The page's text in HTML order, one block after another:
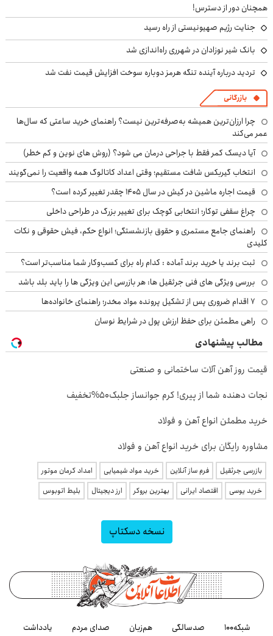
همچنان دور از دسترس!
جنایت رژیم صهیونیستی از راه رسید
بانک شیر نوزادان در شهرری راه‌اندازی شد
تردید درباره آینده تنگه هرمز دوباره سوخت افزایش قیمت نفت شد
بازرگانی
چرا ارزان‌ترین همیشه به‌صرفه‌ترین نیست؟ راهنمای خرید ساعتی که سال‌ها
عمر می‌کند
آیا دیسک کمر فقط با جراحی درمان می شود؟ (روش های نوین و کم خطر)
انتخاب گیربکس شافت مستقیم؛ وقتی اعداد کاتالوگ همه واقعیت را نمی‌گویند
قیمت اجاره ماشین در کیش در سال ۱۴۰۵ چقدر تغییر کرده است؟
چراغ سقفی توکار؛ انتخابی کوچک برای تغییر بزرگ در طراحی داخلی
راهنمای جامع مستمری و حقوق بازنشستگی؛ انواع حکم، فیش حقوقی و نکات
کلیدی
ثبت برند یا خرید برند آماده : کدام راه برای کسب‌وکار شما مناسب‌تر است؟
بررسی ویژگی های فنی جرثقیل ها: هر بازرسی این ویژگی ها را باید بلد باشد
۷ اقدام ضروری پس از تشکیل پرونده مواد مخدر؛ راهنمای خانواده‌ها
راهی مطمئن برای حفظ ارزش پول در شرایط نوسان
مطالب پیشنهادی
قیمت روز آهن آلات ساختمانی و صنعتی
نجات دهنده شما از پیری! کرم جوانساز جلبک50%تخفیف
خرید مطمئن انواع آهن و فولاد
مشاوره رایگان برای خرید انواع آهن و فولاد
بازرسی جرثقیل فرم ساز آنلاین خرید مواد شیمیایی
امداد کرمان موتور
خرید یوسی
اقتصاد ایرانی بهترین بروکر ارز دیجیتال بلیط اتوبوس
نسخه دسکتاپ
شبکه۱۰۰ صدسالگی هم‌زبان صدای مردم یادداشت